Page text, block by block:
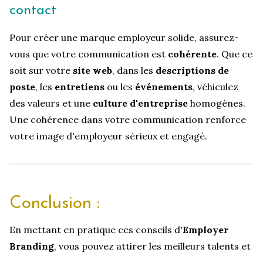
contact
Pour créer une marque employeur solide, assurez-
vous que votre communication est cohérente. Que ce
soit sur votre site web, dans les descriptions de
poste, les entretiens ou les événements, véhiculez
des valeurs et une culture d'entreprise homogènes.
Une cohérence dans votre communication renforce
votre image d'employeur sérieux et engagé.
Conclusion :
En mettant en pratique ces conseils d'Employer
Branding, vous pouvez attirer les meilleurs talents et